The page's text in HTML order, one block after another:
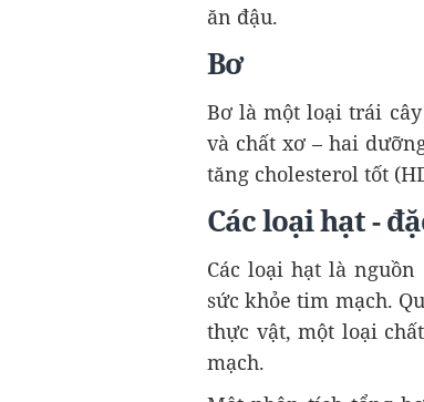
ăn đậu.
Bơ
Bơ là một loại trái
và chất xơ – hai
tăng cholesterol tốt
Các loại hạt -
Các loại hạt là
sức khỏe tim mạch.
thực vật, một loại
mạch.